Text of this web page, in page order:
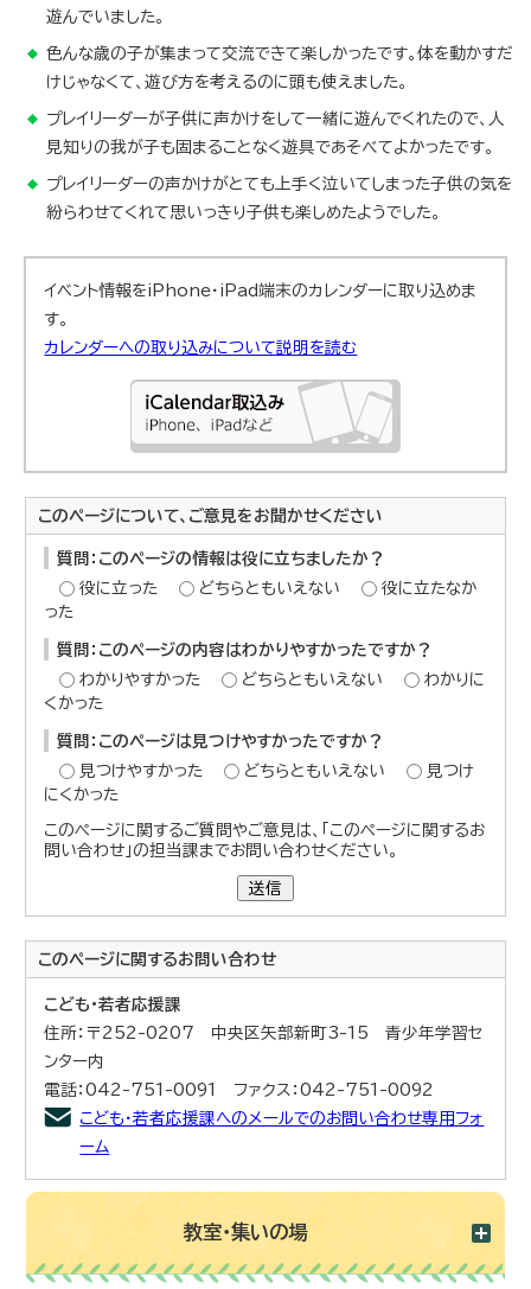
遊んでいました。
色んな歳の子が集まって交流できて楽しかったです。体を動かすだ
けじゃなくて、遊び方を考えるのに頭も使えました。
プレイリーダーが子供に声かけをして一緒に遊んでくれたので、人
見知りの我が子も固まることなく遊具であそべてよかったです。
プレイリーダーの声かけがとても上手く泣いてしまった子供の気を
紛らわせてくれて思いっきり子供も楽しめたようでした。
イベント情報をiPhone・iPad端末のカレンダーに取り込めま
す。
カレンダーへの取り込みについて説明を読む
このページについて、ご意見をお聞かせください
質問：このページの情報は役に立ちましたか？
役に立った
どちらともいえない
役に立たなか
った
質問：このページの内容はわかりやすかったですか？
わかりやすかった
どちらともいえない
わかりに
くかった
質問：このページは見つけやすかったですか？
見つけやすかった
どちらともいえない
見つけ
にくかった
このページに関するご質問やご意見は、「このページに関するお
問い合わせ」の担当課までお問い合わせください。
送信
このページに関するお問い合わせ
こども・若者応援課
住所：〒252-0207 中央区矢部新町3-15 青少年学習セ
ンター内
電話：042-751-0091 ファクス：042-751-0092
こども・若者応援課へのメールでのお問い合わせ専用フォ
ーム
教室・集いの場